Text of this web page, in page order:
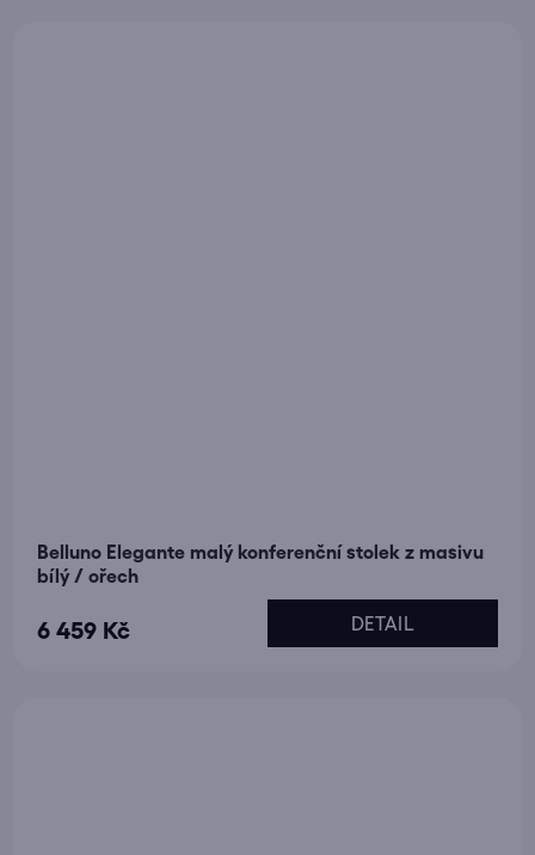
Belluno Elegante malý konferenční stolek z masivu
bílý / ořech
6 459 Kč DETAIL